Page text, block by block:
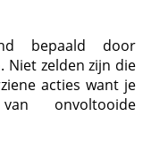
bepaald door
Niet zelden zijn die
acties want je
onvoltooide